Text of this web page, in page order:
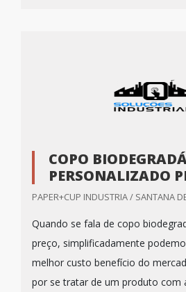
COPO
PERSONALIZADO
PAPER+CUP INDUSTRIA / SANTANA
Quando se fala de copo
preço, simplificadamente
melhor custo benefício do
por se tratar de um produto com